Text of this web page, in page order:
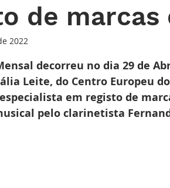
de marcas
2022
de 5 estrelas.
decorreu no dia 29 de
Leite, do Centro Europeu
em registo de
pelo clarinetista